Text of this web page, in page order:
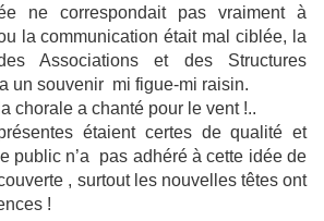
ne correspondait pas vraiment à
la communication était mal ciblée, la
Associations et des Structures
un souvenir mi figue-mi raisin.
chorale a chanté pour le vent !..
étaient certes de qualité et
public n’a pas adhéré à cette idée de
, surtout les nouvelles têtes ont
!